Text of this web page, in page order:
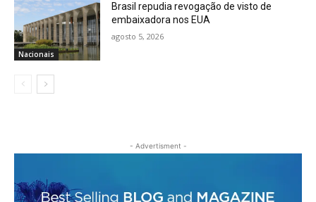
Nacionais
Brasil repudia revogação de visto de
embaixadora nos EUA
agosto 5, 2026
- Advertisment -